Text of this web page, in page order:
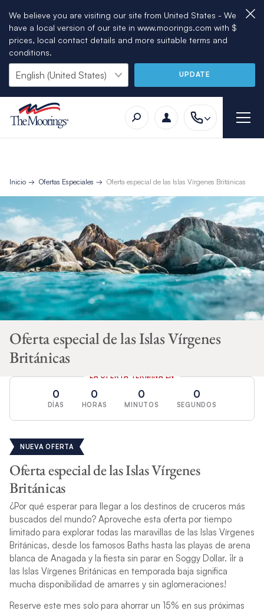
We believe you are visiting our site from United States - We
have a local version of our site in www.moorings.com with $
prices, local contact details and more suitable terms and
conditions.
UPDATE
Inicio Ofertas Especiales Oferta especial de las Islas Vírgenes Británicas
Oferta especial de las Islas Vírgenes
Británicas
LA OFERTA TERMINA EN
0
DÍAS
0
HORAS
0
MINUTOS
0
SEGUNDOS
NUEVA OFERTA
Oferta especial de las Islas Vírgenes
Británicas
¿Por qué esperar para llegar a los destinos de cruceros más
buscados del mundo? Aproveche esta oferta por tiempo
limitado para explorar todas las maravillas de las Islas Vírgenes
Británicas, desde los famosos Baths hasta las playas de arena
blanca de Anagada y la fiesta sin parar en Soggy Dollar. ¡Ir a
las Islas Vírgenes Británicas en temporada baja significa
mucha disponibilidad de amarres y sin aglomeraciones!
Reserve este mes solo para ahorrar un 15% en sus próximas